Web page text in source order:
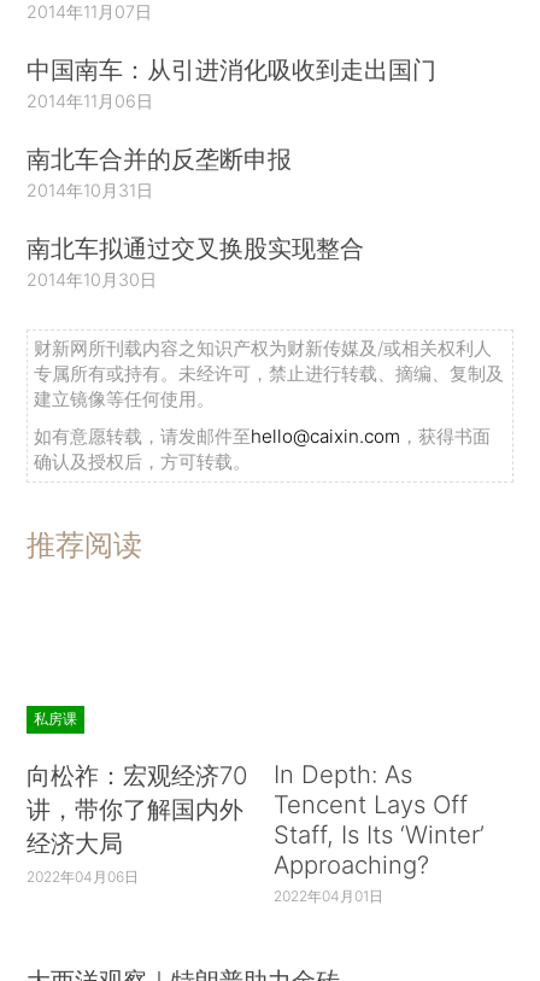
2014年11月07日
中国南车：从引进消化吸收到走出国门
2014年11月06日
南北车合并的反垄断申报
2014年10月31日
南北车拟通过交叉换股实现整合
2014年10月30日
财新网所刊载内容之知识产权为财新传媒及/或相关权利人
专属所有或持有。未经许可，禁止进行转载、摘编、复制及
建立镜像等任何使用。
如有意愿转载，请发邮件至hello@caixin.com ，获得书面
确认及授权后，方可转载。
推荐阅读
私房课
向松祚：宏观经济70
讲，带你了解国内外
经济大局
2022年04月06日
In Depth: As
Tencent Lays Off
Staff, Is Its ‘Winter’
Approaching?
2022年04月01日